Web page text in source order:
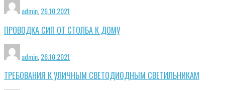
admin 26.10.2021
ПРОВОДКА СИП ОТ СТОЛБА К ДОМУ
admin 26.10.2021
ТРЕБОВАНИЯ К УЛИЧНЫМ СВЕТОДИОДНЫМ СВЕТИЛЬНИКАМ